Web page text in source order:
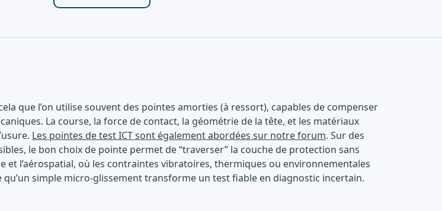
que l’on utilise souvent des pointes amorties (à ressort), capables de compenser
La course, la force de contact, la géométrie de la tête, et les matériaux
Les pointes de test ICT sont également abordées sur notre forum. Sur des
le bon choix de pointe permet de “traverser” la couche de protection sans
l’aérospatial, où les contraintes vibratoires, thermiques ou environnementales
simple micro-glissement transforme un test fiable en diagnostic incertain.